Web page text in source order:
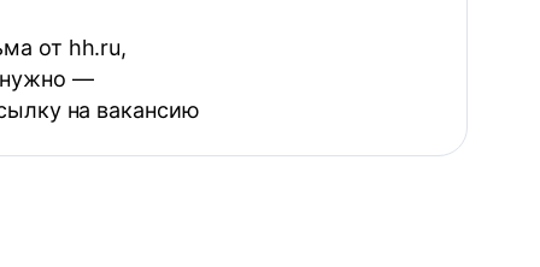
от hh.ru,
нужно —
на вакансию